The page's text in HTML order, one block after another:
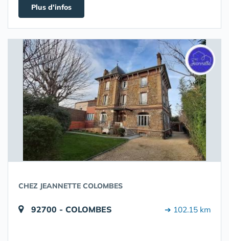
Plus d'infos
CHEZ JEANNETTE COLOMBES
92700 - COLOMBES ➔ 102.15 km